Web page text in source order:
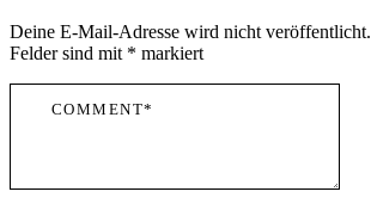
Deine E-Mail-Adresse wird nicht veröffentlicht.
Felder sind mit * markiert